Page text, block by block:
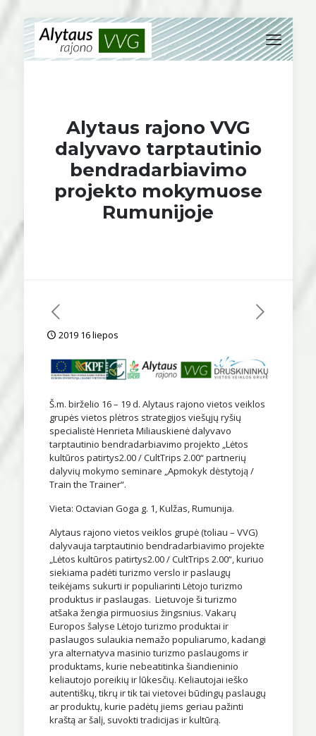
Alytaus rajono VVG
dalyvavo tarptautinio
bendradarbiavimo
projekto mokymuose
Rumunijoje
2019 16 liepos
Š.m. birželio 16 – 19 d. Alytaus rajono vietos veiklos
grupės vietos plėtros strategijos viešųjų ryšių
specialistė Henrieta Miliauskienė dalyvavo
tarptautinio bendradarbiavimo projekto „Lėtos
kultūros patirtys2.00 / CultTrips 2.00“ partnerių
dalyvių mokymo seminare „Apmokyk dėstytoją /
Train the Trainer“.
Vieta: Octavian Goga g. 1, Kulžas, Rumunija.
Alytaus rajono vietos veiklos grupė (toliau – VVG)
dalyvauja tarptautinio bendradarbiavimo projekte
„Lėtos kultūros patirtys2.00 / CultTrips 2.00“, kuriuo
siekiama padėti turizmo verslo ir paslaugų
teikėjams sukurti ir populiarinti Lėtojo turizmo
produktus ir paslaugas. Lietuvoje ši turizmo
atšaka žengia pirmuosius žingsnius. Vakarų
Europos šalyse Lėtojo turizmo produktai ir
paslaugos sulaukia nemažo populiarumo, kadangi
yra alternatyva masinio turizmo paslaugoms ir
produktams, kurie nebeatitinka šiandieninio
keliautojo poreikių ir lūkesčių. Keliautojai ieško
autentiškų, tikrų ir tik tai vietovei būdingų paslaugų
ar produktų, kurie padėtų jiems geriau pažinti
kraštą ar šalį, suvokti tradicijas ir kultūrą.